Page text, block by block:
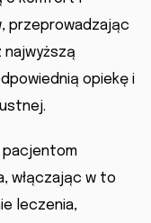
przeprowadzając
najwyższą
opiekę i
pacjentom
włączając w to
leczenia,